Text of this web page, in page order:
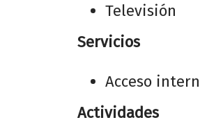
Televisión
Servicios
Acceso
Actividades